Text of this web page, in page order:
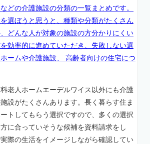
どの介護施設の分類の一覧まとめです。
選ぼうと思うと、種類や分類がたくさん
どんな人が対象の施設の方分かりにくい
効率的に進めていただき、失敗しない選
ームや介護施設、 高齢者向けの住宅につ
老人ホームエーデルワイス以外にも介護
設がたくさんあります。長く暮らす住ま
トしてもらう選択ですので、多くの選択
に合っていそうな候補を資料請求をし
際の生活をイメージしながら確認してい